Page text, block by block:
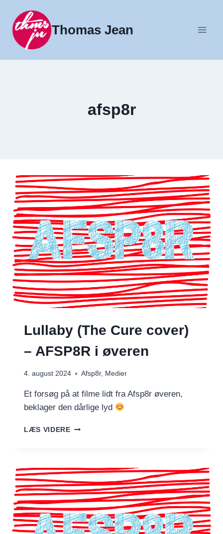
indhold
Thomas Jean
afsp8r
Lullaby (The Cure cover)
– AFSP8R i øveren
4. august 2024 Afsp8r, Medier
Et forsøg på at filme lidt fra Afsp8r øveren,
beklager den dårlige lyd
LÆS VIDERELULLABY
–
AFSP8R
I
ØVEREN